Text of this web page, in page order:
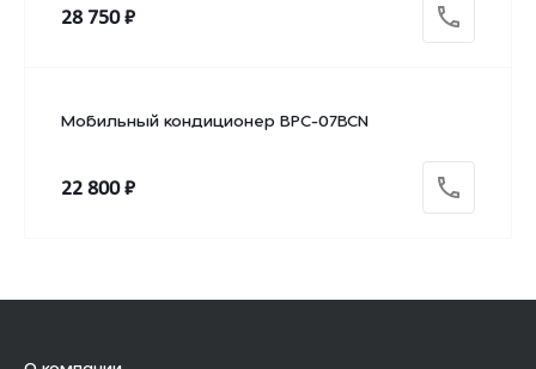
28 750 ₽
Мобильный кондиционер BPC-07BCN
22 800 ₽